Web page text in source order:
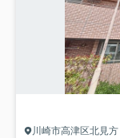
川崎市高津区北見方